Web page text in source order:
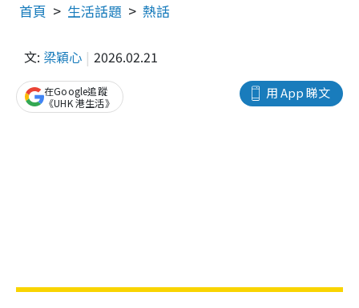
首頁 生活話題 熱話
文: 梁穎心 2026.02.21
用 App 睇文
在Google追蹤
《UHK 港生活》